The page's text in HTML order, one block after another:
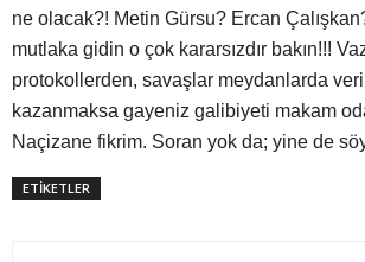
ne olacak?! Metin Gürsu? Ercan
mutlaka gidin o çok kararsızdır bakın!!!
protokollerden, savaşlar meydanlarda
kazanmaksa gayeniz galibiyeti makam
Naçizane fikrim. Soran yok da; yine de
ETİKETLER